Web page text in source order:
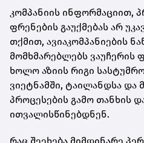
კომპანიის
ფრენების გაუქმებას არ
თქმით, ავიაკომპანიების
მომხმარებლებს ვაუჩერის
ხოლო აზიის რიგი
ვიეტნამში, ტაილანდსა და
პროცესების გამო თანხის
ითვალისწინებდნენ.